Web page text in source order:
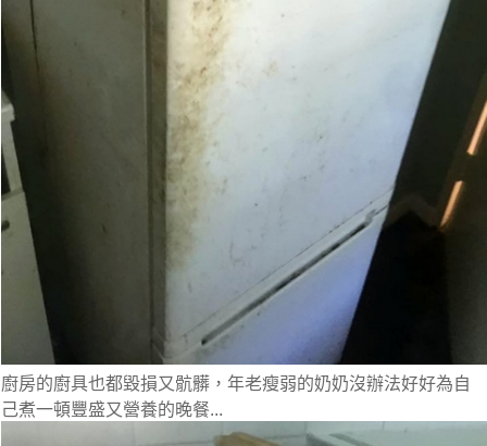
廚房的廚具也都毀損又骯髒 ，年老瘦弱的奶奶沒辦法好好為自
己煮一頓豐盛又營養的晚餐...